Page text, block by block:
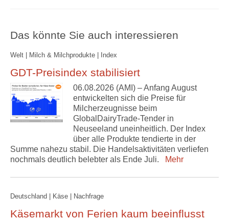
Das könnte Sie auch interessieren
Welt | Milch & Milchprodukte | Index
GDT-Preisindex stabilisiert
06.08.2026 (AMI) – Anfang August
entwickelten sich die Preise für
Milcherzeugnisse beim
GlobalDairyTrade-Tender in
Neuseeland uneinheitlich. Der Index
über alle Produkte tendierte in der
Summe nahezu stabil. Die Handelsaktivitäten verliefen
nochmals deutlich belebter als Ende Juli.
Mehr
Deutschland | Käse | Nachfrage
Käsemarkt von Ferien kaum beeinflusst